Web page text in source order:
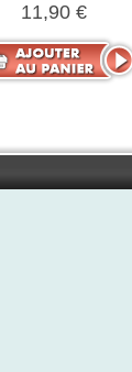
11,90 €